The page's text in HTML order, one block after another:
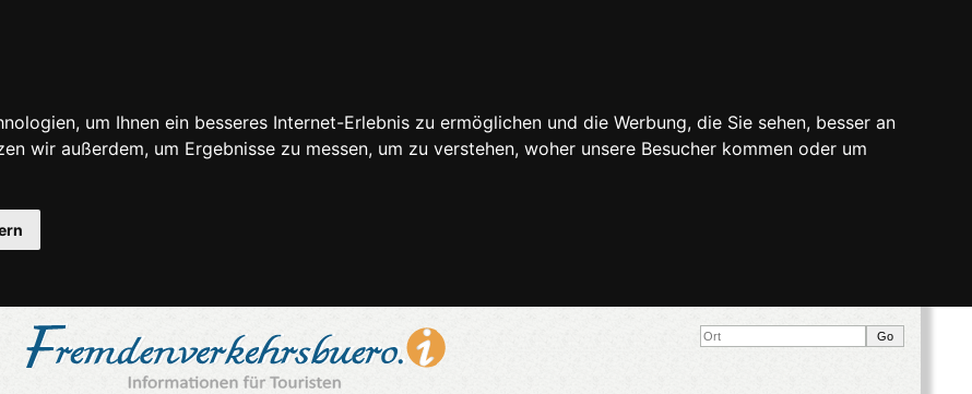
um Ihnen ein besseres Internet-Erlebnis zu ermöglichen und die Werbung, die Sie sehen, besser an
wir außerdem, um Ergebnisse zu messen, um zu verstehen, woher unsere Besucher kommen oder um